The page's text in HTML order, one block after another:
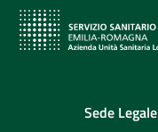
Sede